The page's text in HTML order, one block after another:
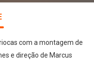
com a montagem de
e direção de Marcus